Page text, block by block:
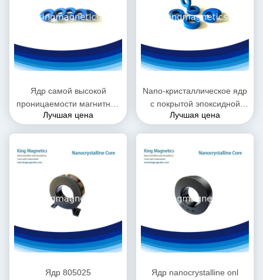
Ядр самой высокой
проницаемости магнитное
в мире
Лучшая цена
Nano-кристаллическое ядр
с покрытой эпоксидной
смолой
Лучшая цена
Ядр 805025
Ядр nanocrystalline onl